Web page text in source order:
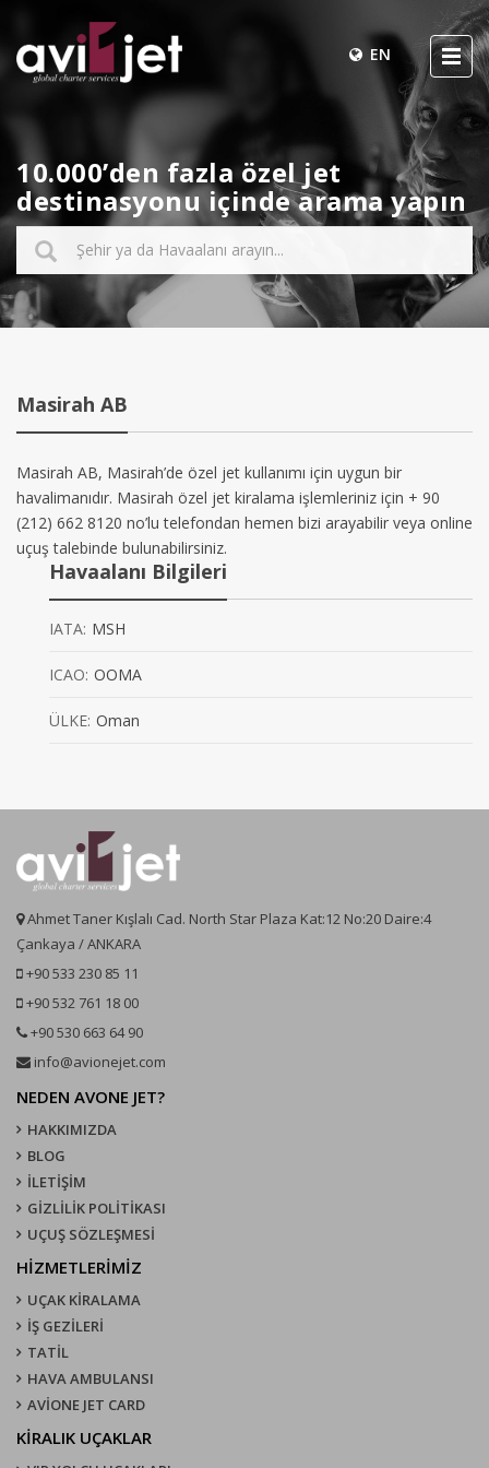
EN
10.000’den fazla özel jet
destinasyonu içinde arama yapın
Masirah AB
Masirah AB, Masirah’de özel jet kullanımı için uygun bir
havalimanıdır. Masirah özel jet kiralama işlemleriniz için + 90
(212) 662 8120 no’lu telefondan hemen bizi arayabilir veya online
uçuş talebinde bulunabilirsiniz.
Havaalanı Bilgileri
IATA: MSH
ICAO: OOMA
ÜLKE: Oman
Ahmet Taner Kışlalı Cad. North Star Plaza Kat:12 No:20 Daire:4
Çankaya / ANKARA
+90 533 230 85 11
+90 532 761 18 00
+90 530 663 64 90
info@avionejet.com
NEDEN AVONE JET?
HAKKIMIZDA
BLOG
İLETİŞİM
GİZLİLİK POLİTİKASI
UÇUŞ SÖZLEŞMESI
HİZMETLERİMİZ
UÇAK KIRALAMA
İŞ GEZİLERİ
TATİL
HAVA AMBULANSI
AVİONE JET CARD
KIRALIK UÇAKLAR